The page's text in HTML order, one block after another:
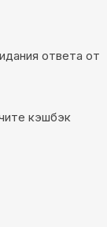
ответа от
кэшбэк